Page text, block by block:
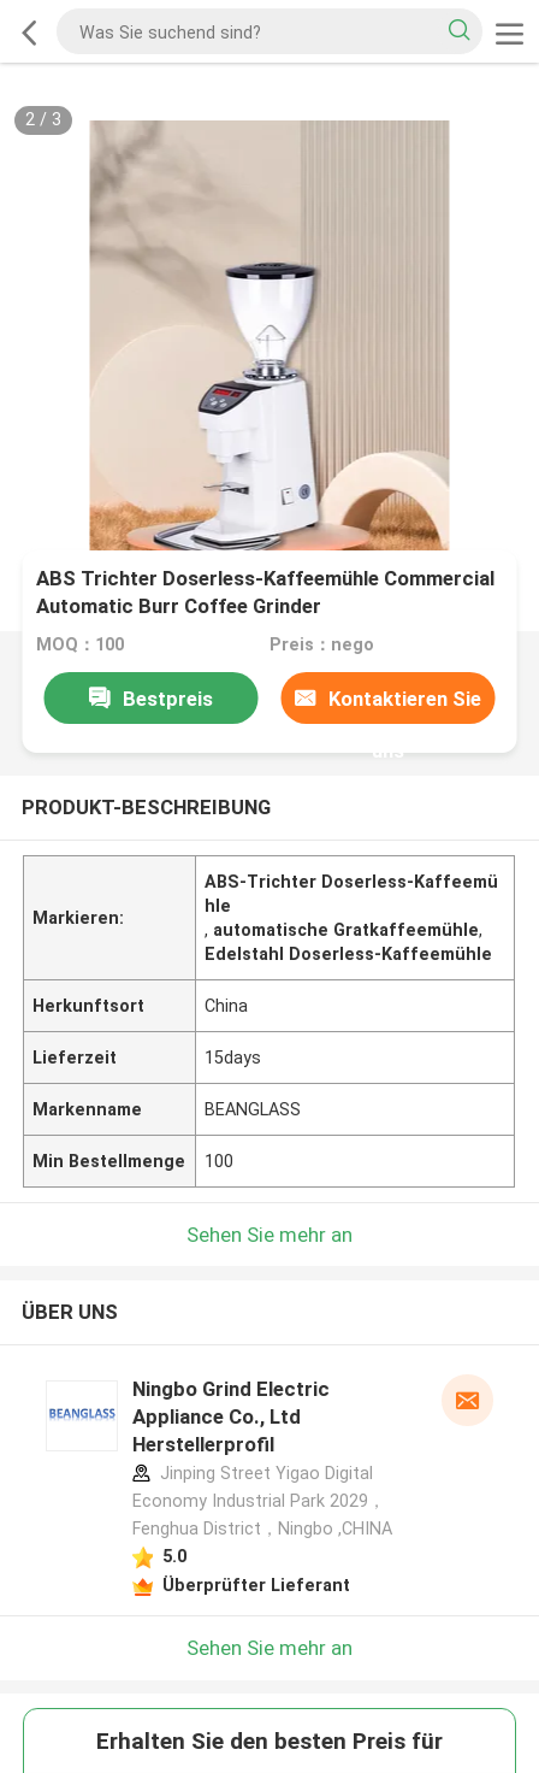
2/ 3
ABS Trichter Doserless-Kaffeemühle Commercial
Automatic Burr Coffee Grinder
MOQ：100 Preis：nego
Bestpreis Kontaktieren Sie
uns
PRODUKT-BESCHREIBUNG
Markieren:
ABS-Trichter Doserless-Kaffeemü
hle
, automatische Gratkaffeemühle,
Edelstahl Doserless-Kaffeemühle
Herkunftsort China
Lieferzeit 15days
Markenname BEANGLASS
Min Bestellmenge 100
Sehen Sie mehr an
ÜBER UNS
Ningbo Grind Electric
Appliance Co., Ltd
Herstellerprofil
Jinping Street Yigao Digital
Economy Industrial Park 2029，
Fenghua District，Ningbo ,CHINA
5.0
Überprüfter Lieferant
Sehen Sie mehr an
Erhalten Sie den besten Preis für